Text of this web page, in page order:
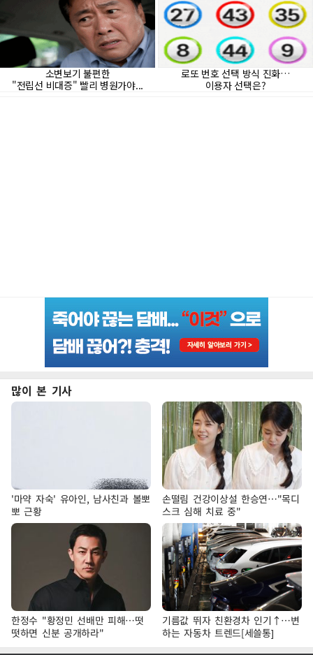
많이 본 기사
'마약 자숙' 유아인, 남사친과 볼뽀
뽀 근황
손떨림 건강이상설 한승연…"목디
스크 심해 치료 중"
한정수 "황정민 선배만 피해…떳
떳하면 신분 공개하라"
기름값 뛰자 친환경차 인기↑…변
하는 자동차 트렌드[세쓸통]